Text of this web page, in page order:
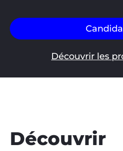
Découvrir les
Découvrir